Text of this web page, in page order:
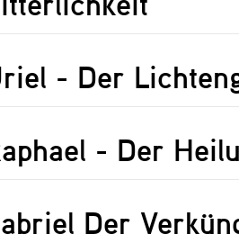
- Der
- Der
Der